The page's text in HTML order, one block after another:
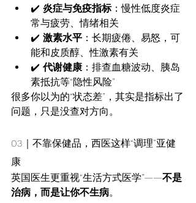
✔️ 炎症与免疫指标：慢性低度炎症
常与疲劳、情绪相关
✔️ 激素水平 ：长期疲倦、易怒，可
能和皮质醇、性激素有关
✔️ 代谢健康：排查血糖波动、胰岛
素抵抗等“隐性风险”
很多你以为的“状态差”，其实是指标出了
问题，只是没查对方向。
03｜不靠保健品，西医这样“调理”亚健
康
英国医生更重视“生活方式医学”——不是
治病，而是让你不生病。